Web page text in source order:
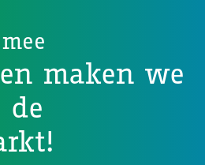
maken we
de